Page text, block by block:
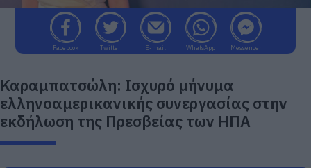
Facebook Twitter E-mail WhatsApp Messenger
Καραμπατσώλη: Ισχυρό μήνυμα
ελληνοαμερικανικής συνεργασίας στην
εκδήλωση της Πρεσβείας των ΗΠΑ